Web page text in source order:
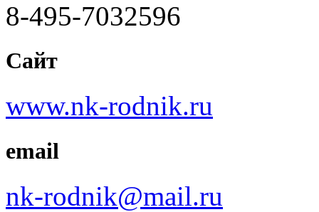
8-495-7032596
Сайт
www.nk-rodnik.ru
email
nk-rodnik@mail.ru